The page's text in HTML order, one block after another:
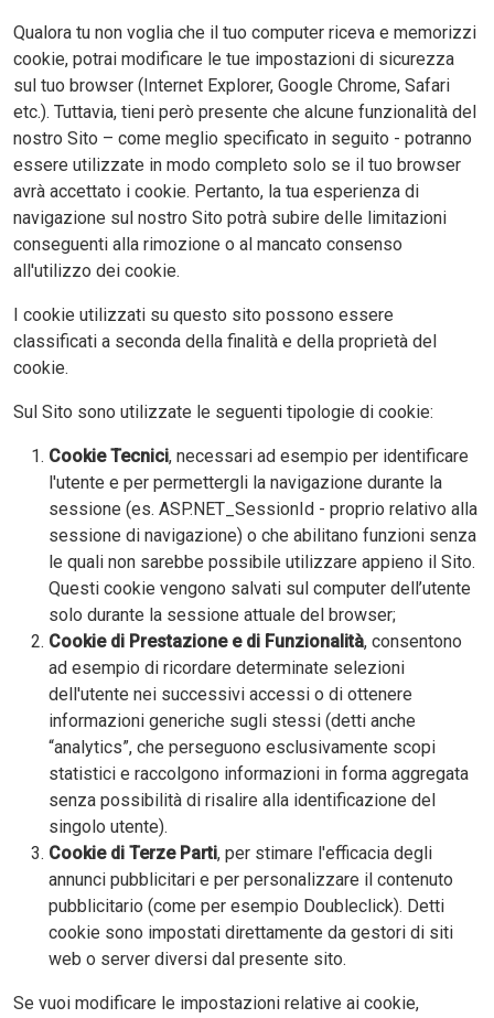
Qualora tu non voglia che il tuo computer riceva e memorizzi
cookie, potrai modificare le tue impostazioni di sicurezza
sul tuo browser (Internet Explorer, Google Chrome, Safari
etc.). Tuttavia, tieni però presente che alcune funzionalità del
nostro Sito – come meglio specificato in seguito - potranno
essere utilizzate in modo completo solo se il tuo browser
avrà accettato i cookie. Pertanto, la tua esperienza di
navigazione sul nostro Sito potrà subire delle limitazioni
conseguenti alla rimozione o al mancato consenso
all'utilizzo dei cookie.
I cookie utilizzati su questo sito possono essere
classificati a seconda della finalità e della proprietà del
cookie.
Sul Sito sono utilizzate le seguenti tipologie di cookie:
Cookie Tecnici, necessari ad esempio per identificare
l'utente e per permettergli la navigazione durante la
sessione (es. ASP.NET_SessionId - proprio relativo alla
sessione di navigazione) o che abilitano funzioni senza
le quali non sarebbe possibile utilizzare appieno il Sito.
Questi cookie vengono salvati sul computer dell’utente
solo durante la sessione attuale del browser;
Cookie di Prestazione e di Funzionalità, consentono
ad esempio di ricordare determinate selezioni
dell'utente nei successivi accessi o di ottenere
informazioni generiche sugli stessi (detti anche
“analytics”, che perseguono esclusivamente scopi
statistici e raccolgono informazioni in forma aggregata
senza possibilità di risalire alla identificazione del
singolo utente).
Cookie di Terze Parti, per stimare l'efficacia degli
annunci pubblicitari e per personalizzare il contenuto
pubblicitario (come per esempio Doubleclick). Detti
cookie sono impostati direttamente da gestori di siti
web o server diversi dal presente sito.
Se vuoi modificare le impostazioni relative ai cookie,